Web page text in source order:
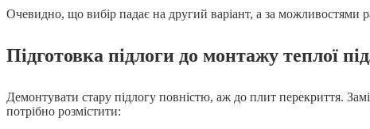
Очевидно, що вибір падає на другий варіант, а за можливостями
Підготовка підлоги до монтажу теплої
Демонтувати стару підлогу повністю, аж до плит перекриття.
потрібно розмістити: